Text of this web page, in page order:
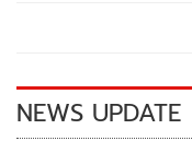
k k
NEWS UPDATE